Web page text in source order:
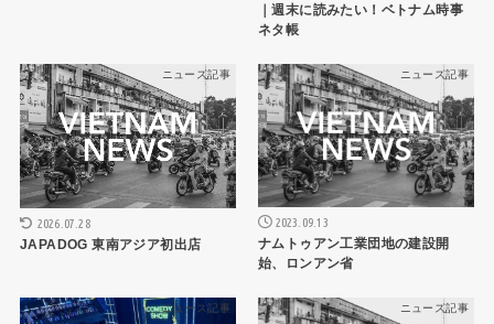
｜週末に読みたい！ベトナム時事
ネタ帳
ニュース記事
2026.07.28
JAPADOG 東南アジア初出店
ニュース記事
2023.09.13
ナムトゥアン工業団地の建設開
始、ロンアン省
ニュース記事 ニュース記事